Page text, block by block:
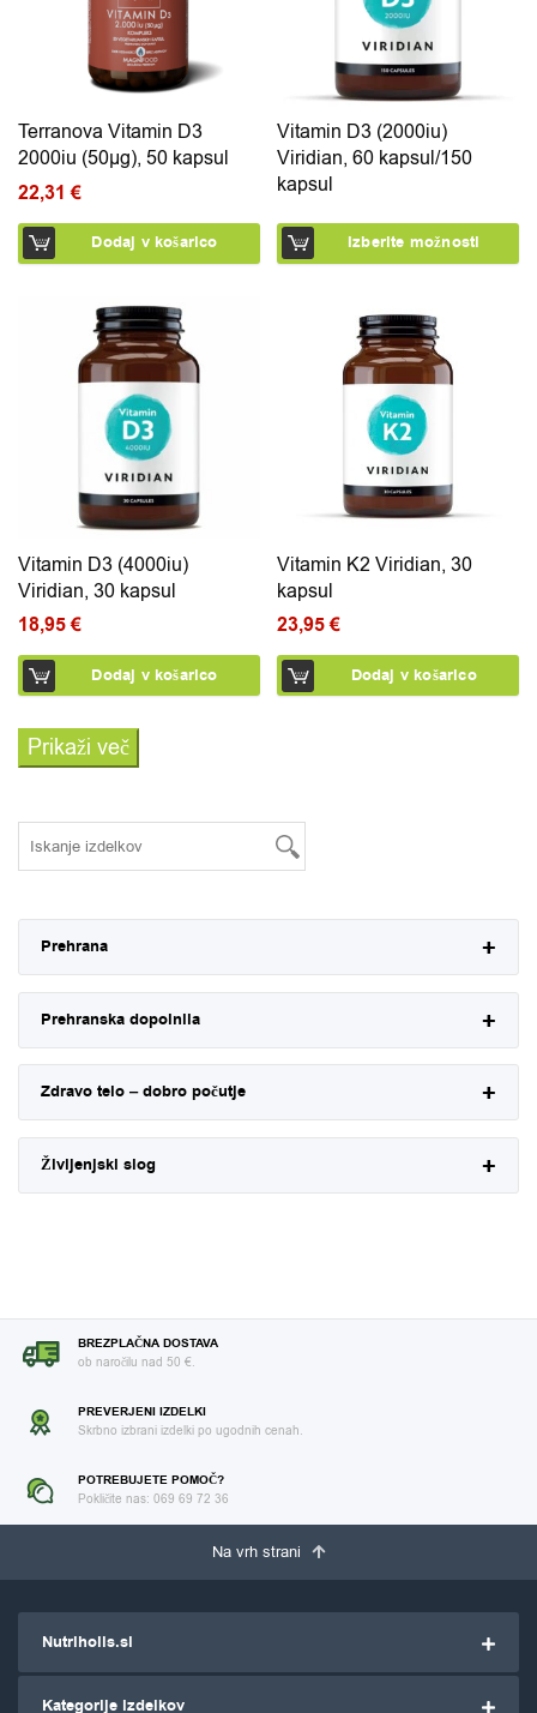
Terranova Vitamin D3
2000iu (50µg), 50 kapsul
22,31€
Dodaj v košarico
Vitamin D3 (2000iu)
Viridian, 60 kapsul/150
kapsul
Izberite možnosti
Vitamin D3 (4000iu)
Viridian, 30 kapsul
18,95€
Dodaj v košarico
Vitamin K2 Viridian, 30
kapsul
23,95€
Dodaj v košarico
Prikaži več
Prehrana
Prehranska dopolnila
Zdravo telo – dobro počutje
Življenjski slog
BREZPLAČNA DOSTAVA
ob naročilu nad 50 €.
PREVERJENI IZDELKI
Skrbno izbrani izdelki po ugodnih cenah.
POTREBUJETE POMOČ?
Pokličite nas: 069 69 72 36
Na vrh strani
Nutriholis.si
Kategorije izdelkov